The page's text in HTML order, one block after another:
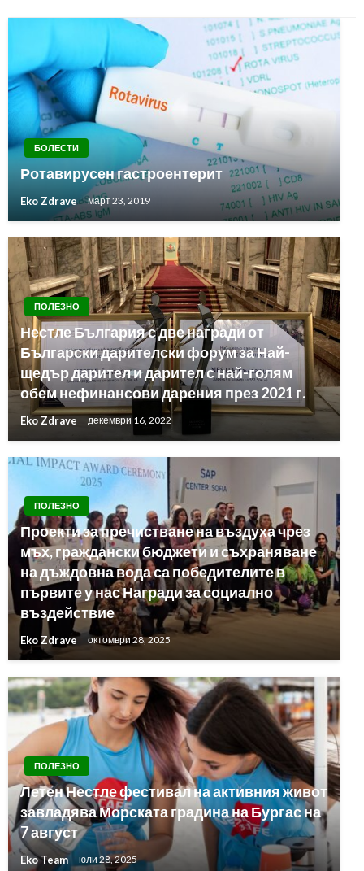
БОЛЕСТИ
Ротавирусен гастроентерит
Eko Zdrave март 23, 2019
ПОЛЕЗНО
Нестле България с две награди от
Български дарителски форум за Най-
щедър дарител и дарител с най-голям
обем нефинансови дарения през 2021 г.
Eko Zdrave декември 16, 2022
ПОЛЕЗНО
Проекти за пречистване на въздуха чрез
мъх, граждански бюджети и съхраняване
на дъждовна вода са победителите в
първите у нас Награди за социално
въздействие
Eko Zdrave октомври 28, 2025
ПОЛЕЗНО
Летен Нестле фестивал на активния живот
завладява Морската градина на Бургас на
7 август
Eko Team юли 28, 2025